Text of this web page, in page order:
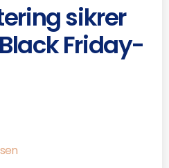
sikrer
Friday-